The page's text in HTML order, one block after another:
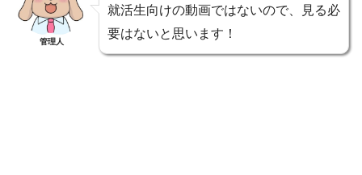
管理人
就活生向けの動画ではないので、見る必
要はないと思います！